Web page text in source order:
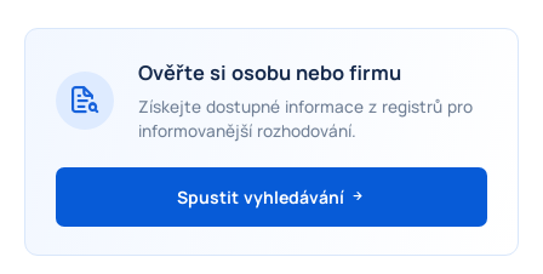
Ověřte si osobu nebo firmu
Získejte dostupné informace z registrů pro
informovanější rozhodování.
Spustit vyhledávání